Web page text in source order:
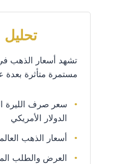
تشهد أسعار الذهب
مستمرة متأثرة بعدة
سعر صرف الليرة
الدولار الأمريكي
أسعار الذهب
العرض والطلب